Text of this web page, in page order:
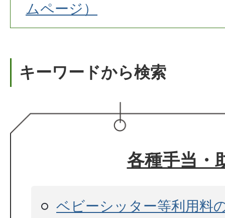
ムページ）
キーワードから検索
各種手当・
ベビーシッター等利用料